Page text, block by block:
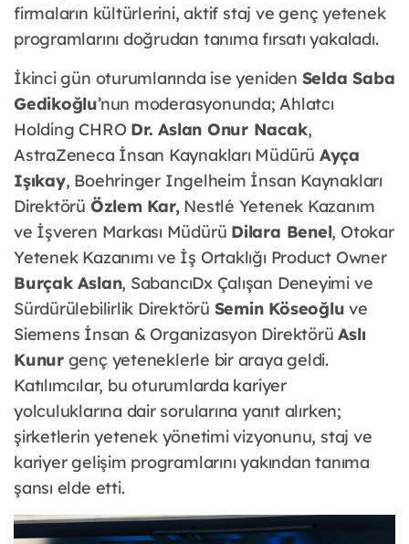
firmaların kültürlerini, aktif staj ve genç yetenek
programlarını doğrudan tanıma fırsatı yakaladı.
İkinci gün oturumlarında ise yeniden Selda Saba
Gedikoğlu’nun moderasyonunda; Ahlatcı
Holding CHRO Dr. Aslan Onur Nacak,
AstraZeneca İnsan Kaynakları Müdürü Ayça
Işıkay, Boehringer Ingelheim İnsan Kaynakları
Direktörü Özlem Kar,Nestlé Yetenek Kazanım
ve İşveren Markası Müdürü Dilara Benel, Otokar
Yetenek Kazanımı ve İş Ortaklığı Product Owner
Burçak Aslan, SabancıDx Çalışan Deneyimi ve
Sürdürülebilirlik Direktörü Semin Köseoğlu ve
Siemens İnsan & Organizasyon DirektörüAslı
Kunurgenç yeteneklerle bir araya geldi.
Katılımcılar, bu oturumlarda kariyer
yolculuklarına dair sorularına yanıt alırken;
şirketlerin yetenek yönetimi vizyonunu, staj ve
kariyer gelişim programlarını yakından tanıma
şansı elde etti.